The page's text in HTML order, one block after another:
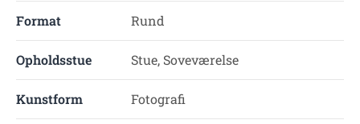
Format Rund
Opholdsstue Stue, Soveværelse
Kunstform Fotografi